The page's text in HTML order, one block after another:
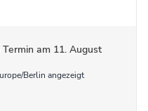
am 11. August
Berlin angezeigt